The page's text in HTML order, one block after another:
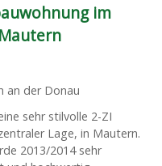
im
an der Donau
sehr stilvolle 2-ZI
Lage, in Mautern.
2013/2014 sehr